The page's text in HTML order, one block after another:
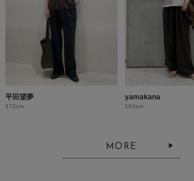
平田望夢
172cm
yamakana
163cm
MORE